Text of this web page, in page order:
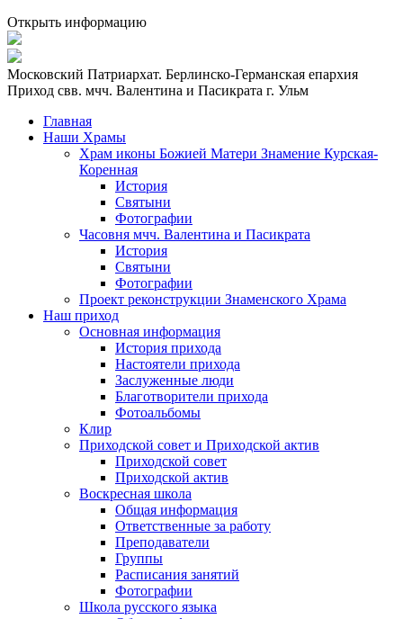
Открыть информацию
Московский Патриархат. Берлинско-Германская епархия
Приход свв. мчч. Валентина и Пасикрата г. Ульм
Главная
Наши Храмы
Храм иконы Божией Матери Знамение Курская-
Коренная
История
Святыни
Фотографии
Часовня мчч. Валентина и Пасикрата
История
Святыни
Фотографии
Проект реконструкции Знаменского Храма
Наш приход
Основная информация
История прихода
Настоятели прихода
Заслуженные люди
Благотворители прихода
Фотоальбомы
Клир
Приходской совет и Приходской актив
Приходской совет
Приходской актив
Воскресная школа
Общая информация
Ответственные за работу
Преподаватели
Группы
Расписания занятий
Фотографии
Школа русского языка